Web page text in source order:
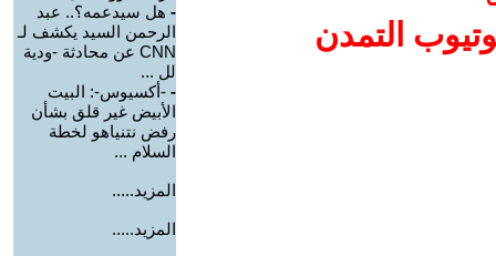
التمدن
- هل سيدعمه؟.. عبد
الرحمن السيد يكشف لـ
CNN عن محادثة -ودية
لل ...
- -أكسيوس-: البيت
الأبيض غير قلق بشأن
رفض نتنياهو لخطة
السلام ...
المزيد.....
المزيد.....